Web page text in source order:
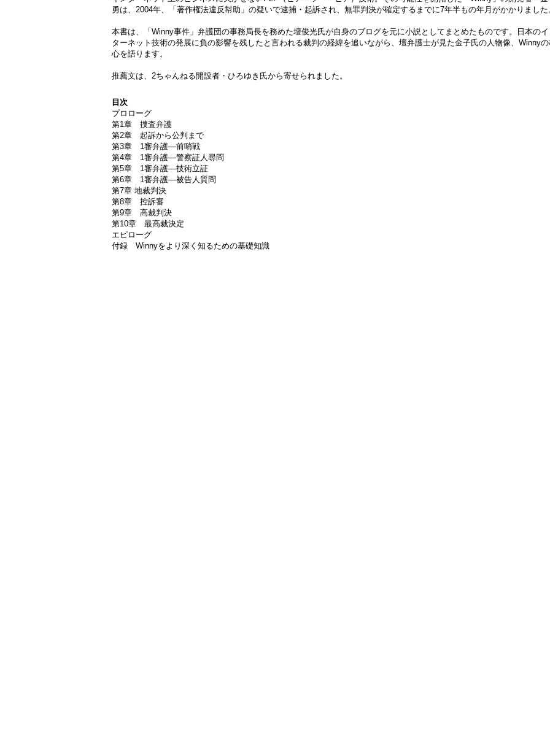
勇は、2004年、「著作権法違反幇助」の疑いで逮捕・起訴され、無罪判決が確定するまでに7年半もの年月がかかりました
本書は、「Winny事件」弁護団の事務局長を務めた壇俊光氏が自身のブログを元に小説としてまとめたものです。日本の
ターネット技術の発展に負の影響を残したと言われる裁判の経緯を追いながら、壇弁護士が見た金子氏の人物像、Winny
心を語ります。
推薦文は、2ちゃんねる開設者・ひろゆき氏から寄せられました。
目次
プロローグ
第1章 捜査弁護
第2章 起訴から公判まで
第3章 1審弁護―前哨戦
第4章 1審弁護―警察証人尋問
第5章 1審弁護―技術立証
第6章 1審弁護―被告人質問
第7章 地裁判決
第8章 控訴審
第9章 高裁判決
第10章 最高裁決定
エピローグ
付録 Winnyをより深く知るための基礎知識